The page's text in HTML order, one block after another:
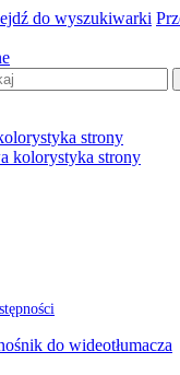
do wyszukiwarki
do wideotłumacza